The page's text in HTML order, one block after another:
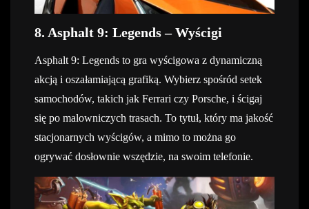
8. Asphalt 9: Legends – Wyścigi
Asphalt 9: Legends to gra wyścigowa z dynamiczną
akcją i oszałamiającą grafiką. Wybierz spośród setek
samochodów, takich jak Ferrari czy Porsche, i ścigaj
się po malowniczych trasach. To tytuł, który ma jakość
stacjonarnych wyścigów, a mimo to można go
ogrywać dosłownie wszędzie, na swoim telefonie.